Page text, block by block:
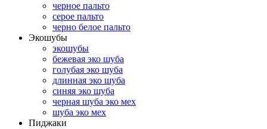
черное пальто
серое пальто
черно белое пальто
Экошубы
экошубы
бежевая эко шуба
голубая эко шуба
длинная эко шуба
синяя эко шуба
черная шуба эко мех
шуба эко мех
Пиджаки